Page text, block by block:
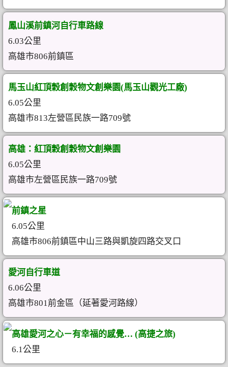
鳳山溪前鎮河自行車路線
6.03公里
高雄市806前鎮區
馬玉山紅頂穀創穀物文創樂園(馬玉山觀光工廠)
6.05公里
高雄市813左營區民族一路709號
高雄：紅頂穀創穀物文創樂園
6.05公里
高雄市左營區民族一路709號
前鎮之星
6.05公里
高雄市806前鎮區中山三路與凱旋四路交叉口
愛河自行車道
6.06公里
高雄市801前金區（延著愛河路線）
高雄愛河之心－有幸福的感覺… (高捷之旅)
6.1公里